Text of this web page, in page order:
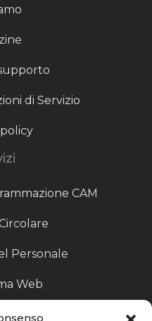
di Servizio
CAM
Personale
Web